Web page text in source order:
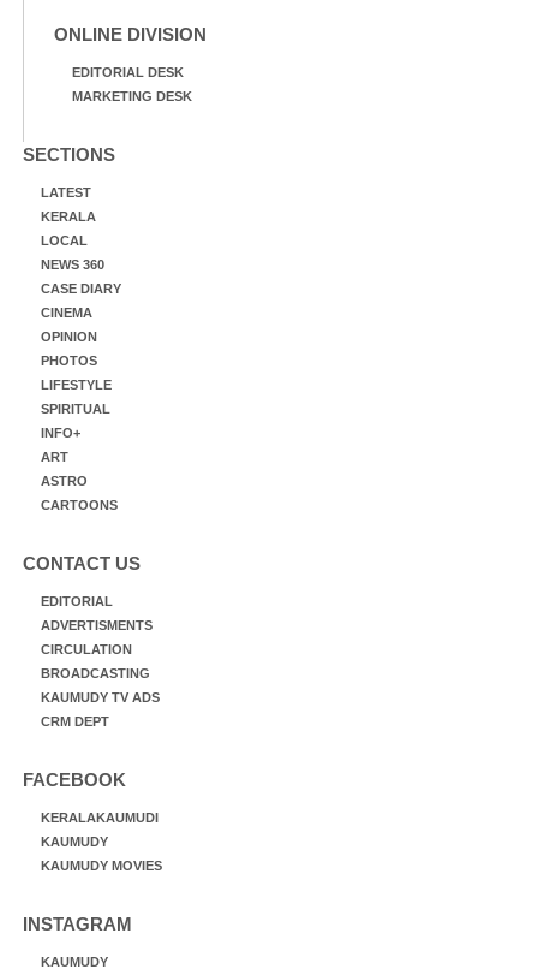
ONLINE DIVISION
EDITORIAL DESK
MARKETING DESK
SECTIONS
LATEST
KERALA
LOCAL
NEWS 360
CASE DIARY
CINEMA
OPINION
PHOTOS
LIFESTYLE
SPIRITUAL
INFO+
ART
ASTRO
CARTOONS
CONTACT US
EDITORIAL
ADVERTISMENTS
CIRCULATION
BROADCASTING
KAUMUDY TV ADS
CRM DEPT
FACEBOOK
KERALAKAUMUDI
KAUMUDY
KAUMUDY MOVIES
INSTAGRAM
KAUMUDY